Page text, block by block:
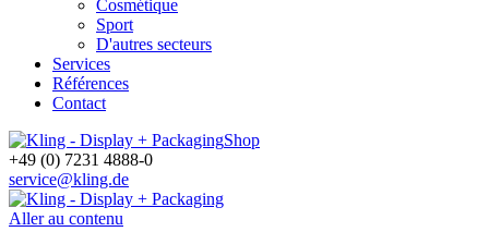
Cosmétique
Sport
D'autres secteurs
Services
Références
Contact
Shop
+49 (0) 7231 4888-0
service@kling.de
Aller au contenu